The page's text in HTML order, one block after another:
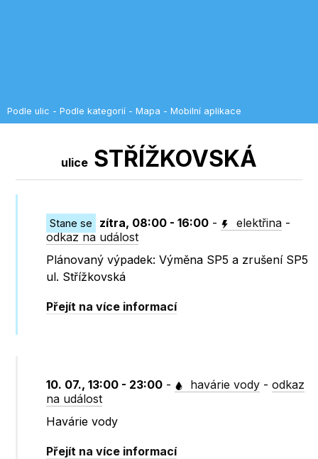
Podle ulic - Podle kategorií - Mapa - Mobilní aplikace
ulice STŘÍŽKOVSKÁ
Stane se zítra, 08:00 - 16:00 - elektřina -
odkaz na událost
Plánovaný výpadek: Výměna SP5 a zrušení SP5
ul. Střížkovská
Přejít na více informací
10. 07., 13:00 - 23:00 - havárie vody -odkaz
na událost
Havárie vody
Přejít na více informací